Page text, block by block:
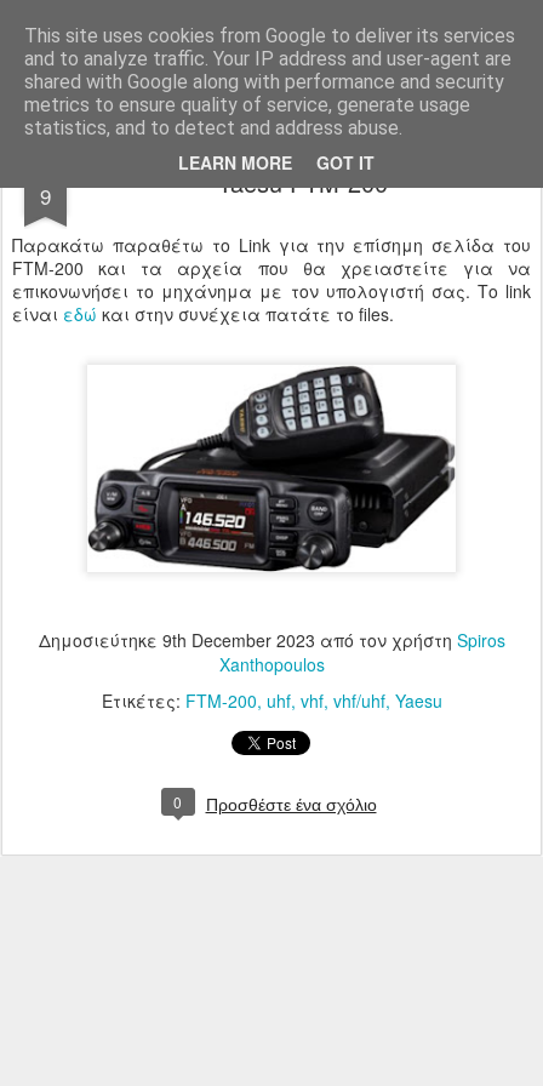
This site uses cookies from Google to deliver its services
and to analyze traffic. Your IP address and user-agent are
shared with Google along with performance and security
metrics to ensure quality of service, generate usage
statistics, and to detect and address abuse.
LEARN MORE GOT IT
Yaesu Fans Greece
Αρχική σελίδα
9 Yaesu FTM-200
Παρακάτω παραθέτω το Link για την επίσημη σελίδα του
FTM-200 και τα αρχεία που θα χρειαστείτε για να
επικονωνήσει το μηχάνημα με τον υπολογιστή σας. Το link
είναι εδώ και στην συνέχεια πατάτε το files.
Δημοσιεύτηκε 9th December 2023 από τον χρήστη Spiros
Xanthopoulos
Ετικέτες: FTM-200 uhf vhf vhf/uhf Yaesu
0 Προσθέστε ένα σχόλιο